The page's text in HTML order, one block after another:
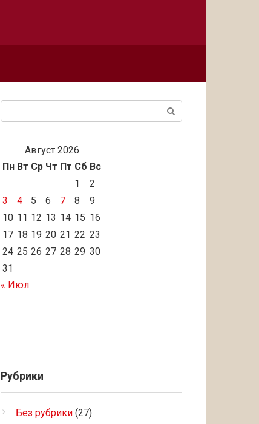
Август 2026
Пн Вт Ср Чт Пт Сб Вс
1
2
3
4 5 6 7 8
9
10 11 12 13 14 15 16
17 18 19 20 21 22 23
24 25 26 27 28 29 30
31
« Июл
Рубрики
Без рубрики (27)